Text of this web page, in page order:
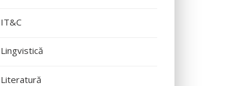
IT&C
Lingvistică
Literatură